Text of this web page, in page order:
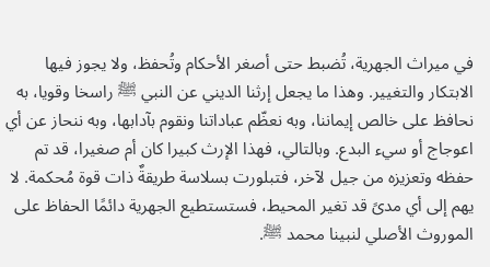
في ميراث الجهرية، تُضبط حتى أصغر الأحكام وتُحفظ، ولا يجوز فيها
الابتكار والتغيير. وهذا ما يجعل إرثنا الديني عن النبي ﷺ راسخا وقويا، به
نحافظ على خالص إيماننا، وبه نعظّم عباداتنا ونقوم بآدابها، وبه ننحاز عن أي
اعوجاج أو سيء البدع. وبالتالي، فهذا الإرث كبيرا كان أم صغيرا، قد تم
حفظه وتعزيزه من جيل لآخر، فتبلورت بسلاسة طريقةٌ ذات قوة مُحكمة. لا
يهم إلى أي مدىً قد تغير المحيط، فستستطيع الجهرية دائمًا الحفاظ على
الموروث الأصلي لنبينا محمد ﷺ.